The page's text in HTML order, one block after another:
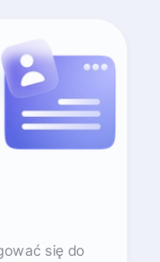
się do